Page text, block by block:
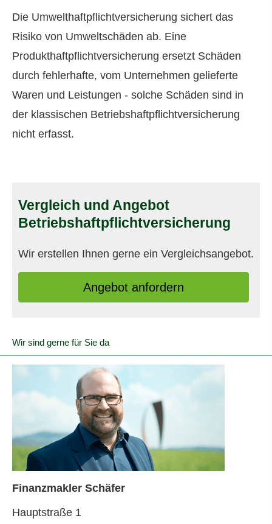
Die Umwelthaftpflichtversicherung sichert das
Risiko von Umweltschäden ab. Eine
Produkthaftpflichtversicherung ersetzt Schäden
durch fehlerhafte, vom Unternehmen gelieferte
Waren und Leistungen - solche Schäden sind in
der klassischen Betriebshaftpflichtversicherung
nicht erfasst.
Vergleich und Angebot
Betriebshaftpflichtversicherung
Wir erstellen Ihnen gerne ein Vergleichsangebot.
An­ge­bot an­for­dern
Wir sind gerne für Sie da
Finanzmakler Schäfer
Hauptstraße 1